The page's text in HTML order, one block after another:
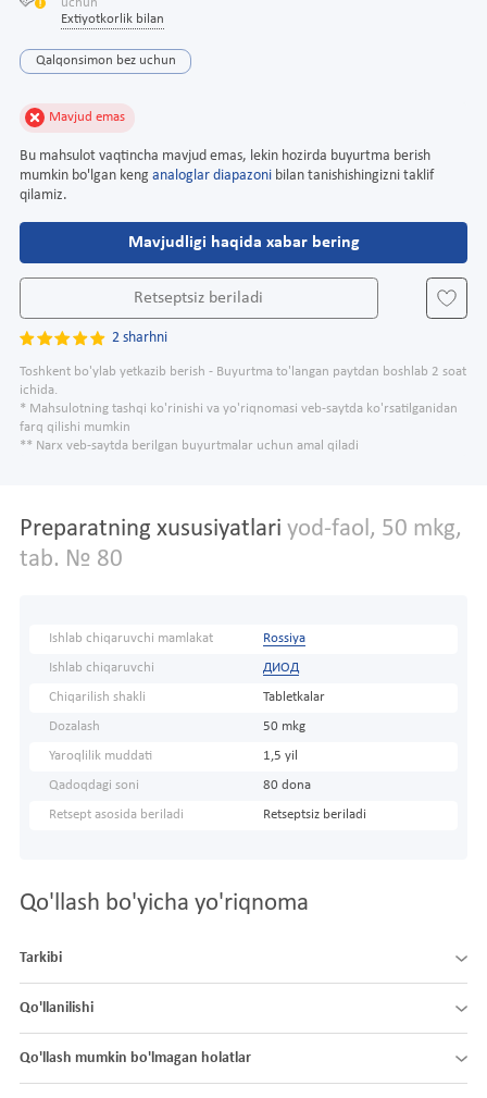
uchun
Extiyotkorlik bilan
Qalqonsimon bez uchun
Mavjud emas
Bu mahsulot vaqtincha mavjud emas, lekin hozirda buyurtma berish
mumkin bo'lgan keng analoglar diapazoni bilan tanishishingizni taklif
qilamiz.
Mavjudligi haqida xabar bering
Retseptsiz beriladi
2 sharhni
Toshkent bo'ylab yetkazib berish - Buyurtma to'langan paytdan boshlab 2 soat
ichida.
* Mahsulotning tashqi ko'rinishi va yo'riqnomasi veb-saytda ko'rsatilganidan
farq qilishi mumkin
** Narx veb-saytda berilgan buyurtmalar uchun amal qiladi
Preparatning xususiyatlari yod-faol, 50 mkg,
tab. № 80
Ishlab chiqaruvchi mamlakat Rossiya
Ishlab chiqaruvchi ДИОД
Chiqarilish shakli Tabletkalar
Dozalash 50 mkg
Yaroqlilik muddati 1,5 yil
Qadoqdagi soni 80 dona
Retsept asosida beriladi Retseptsiz beriladi
Qo'llash bo'yicha yo'riqnoma
Tarkibi
Qo'llanilishi
Qo'llash mumkin bo'lmagan holatlar